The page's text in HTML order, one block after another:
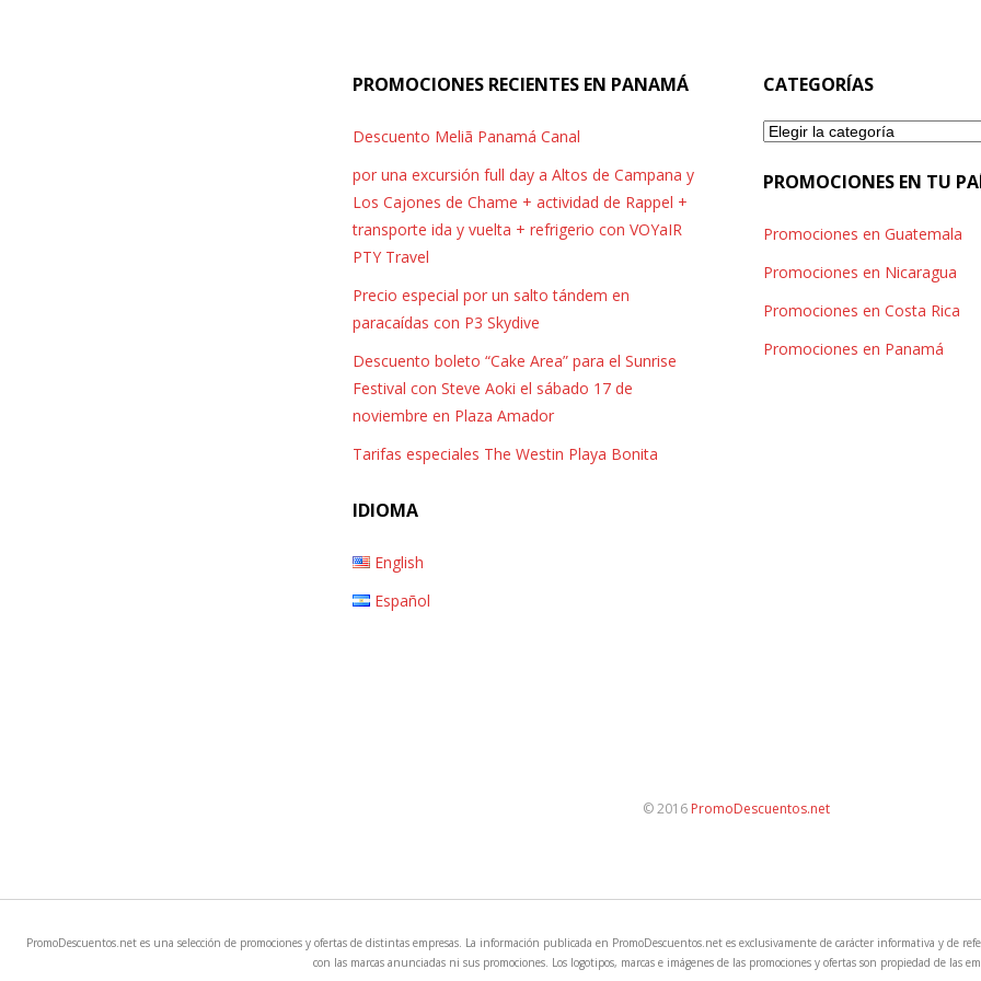
PROMOCIONES RECIENTES EN PANAMÁ
Descuento Meliã Panamá Canal
por una excursión full day a Altos de Campana y
Los Cajones de Chame + actividad de Rappel +
transporte ida y vuelta + refrigerio con VOYaIR
PTY Travel
Precio especial por un salto tándem en
paracaídas con P3 Skydive
Descuento boleto “Cake Area” para el Sunrise
Festival con Steve Aoki el sábado 17 de
noviembre en Plaza Amador
Tarifas especiales The Westin Playa Bonita
CATEGORÍAS
Categorías
PROMOCIONES EN TU
Promociones en Guatemala
Promociones en Nicaragua
Promociones en Costa Rica
Promociones en Panamá
IDIOMA
English
Español
© 2016 PromoDescuentos.net
PromoDescuentos.net es una selección de promociones y ofertas de distintas empresas. La información publicada en PromoDescuentos.net es exclusivamente de carácter informativa y de
con las marcas anunciadas ni sus promociones. Los logotipos, marcas e imágenes de las promociones y ofertas son propiedad de las